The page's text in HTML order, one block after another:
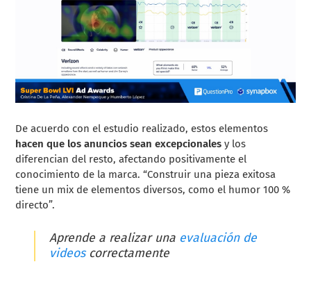
De acuerdo con el estudio realizado, estos elementos
hacen que los anuncios sean excepcionalesy los
diferencian del resto, afectando positivamente el
conocimiento de la marca. “Construir una pieza exitosa
tiene un mix de elementos diversos, como el humor 100 %
directo”.
Aprende a realizar una evaluación de
videoscorrectamente